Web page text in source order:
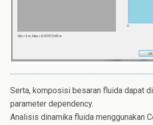
Serta, komposisi besaran fluida dapat
parameter dependency.
Analisis dinamika fluida menggunakan